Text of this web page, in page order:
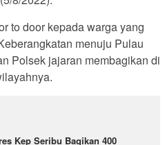
to door kepada warga yang
menuju Pulau
Polsek jajaran membagikan di
Kep Seribu Bagikan 400